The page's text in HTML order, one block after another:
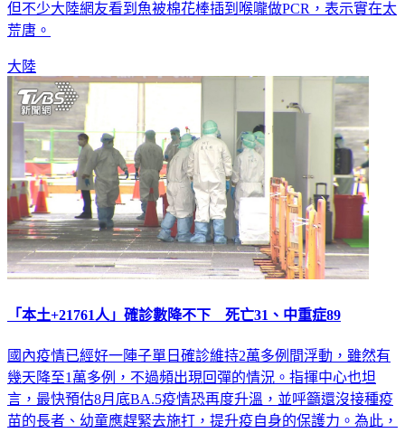
但不少大陸網友看到魚被棉花棒插到喉嚨做PCR，表示實在太
荒唐。
大陸
「本土+21761人」確診數降不下 死亡31、中重症89
國內疫情已經好一陣子單日確診維持2萬多例間浮動，雖然有
幾天降至1萬多例，不過頻出現回彈的情況。指揮中心也坦
言，最快預估8月底BA.5疫情恐再度升溫，並呼籲還沒接種疫
苗的長者、幼童應趕緊去施打，提升疫自身的保護力。為此，